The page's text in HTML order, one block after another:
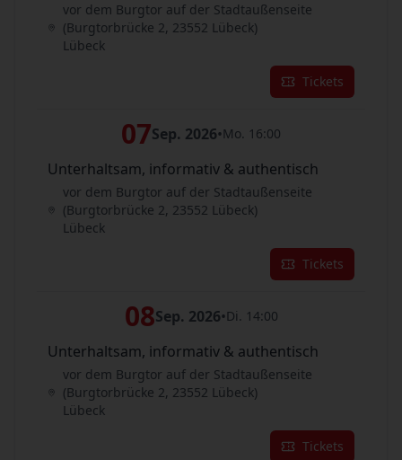
vor dem Burgtor auf der Stadtaußenseite
(Burgtorbrücke 2, 23552 Lübeck)
Lübeck
Tickets
07Sep. 2026•Mo. 16:00
Unterhaltsam, informativ & authentisch
vor dem Burgtor auf der Stadtaußenseite
(Burgtorbrücke 2, 23552 Lübeck)
Lübeck
Tickets
08Sep. 2026•Di. 14:00
Unterhaltsam, informativ & authentisch
vor dem Burgtor auf der Stadtaußenseite
(Burgtorbrücke 2, 23552 Lübeck)
Lübeck
Tickets